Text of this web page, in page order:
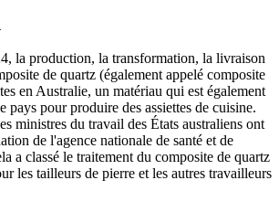
la production, la transformation, la livraison
de quartz (également appelé composite
en Australie, un matériau qui est également
pays pour produire des assiettes de cuisine.
ministres du travail des États australiens ont
de l'agence nationale de santé et de
a classé le traitement du composite de quartz
les tailleurs de pierre et les autres travailleurs